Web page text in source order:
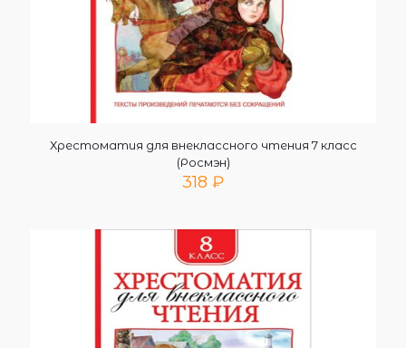
Хрестоматия для внеклассного чтения 7 класс
(Росмэн)
318 ₽